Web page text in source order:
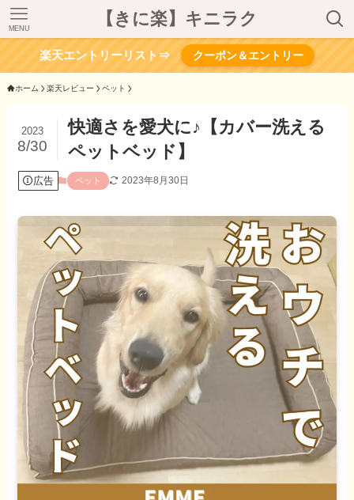
【きに楽】キニラク
MENU
楽天エントリーリスト⇒ クーポン＆エントリー
ホーム 楽天レビュー ペット
快適さを愛犬に♪【カバー洗える
ペットベッド】
2023
8/30
広告 ペット 2023年8月30日